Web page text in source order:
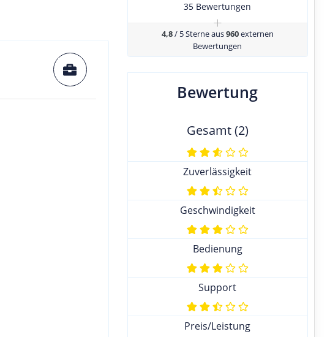
35 Bewertungen
+
4,8/ 5 Sterne aus960externen
Bewertungen
Bewertung
Gesamt (2)
Zuverlässigkeit
Geschwindigkeit
Bedienung
Support
Preis/Leistung